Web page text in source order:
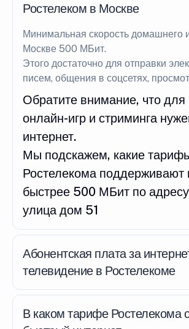
Ростелеком в Москве
Минимальная скорость домашнего
Москве 500 МБит.
Этого достаточно для отправки
писем, общения в соцсетях,
Обратите внимание, что
онлайн-игр и стриминга
интернет.
Мы подскажем, какие
Ростелекома поддерживают
быстрее 500 МБит по
улица дом 51
Абонентская плата за
телевидение в Ростелекоме
В каком тарифе Ростелекома